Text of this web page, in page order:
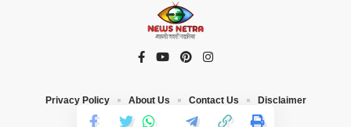
Privacy Policy About Us Contact Us Disclaimer